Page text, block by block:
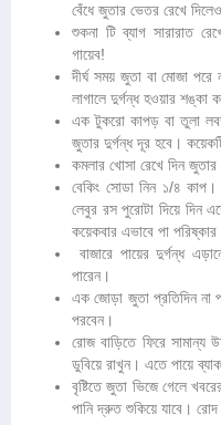
বেঁধে জুতার ভেতর রেখে
শুকনা টি ব্যাগ সারারাত
গায়েব!
দীর্ঘ সময় জুতা বা মোজা পরে
লাগালে দুর্গন্ধ হওয়ার শঙ্কা
এক টুকরো কাপড় বা তুলা
জুতার দুর্গন্ধ দূর হবে।
কমলার খোসা রেখে দিন
বেকিং সোডা নিন ১/৪
লেবুর রস পুরোটা দিয়ে দিন
কয়েকবার এভাবে পা
বাজারে পায়ের দুর্গন্ধ
পারেন।
এক জোড়া জুতা প্রতিদিন না
পরবেন।
রোজ বাড়িতে ফিরে সামান্য
ডুবিয়ে রাখুন। এতে পায়ে
বৃষ্টিতে জুতা ভিজে গেলে
পানি দ্রুত শুকিয়ে যাবে।